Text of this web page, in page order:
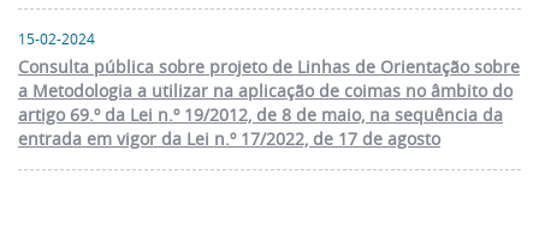
15-02-2024
Consulta pública sobre projeto de Linhas de Orientação sobre
a Metodologia a utilizar na aplicação de coimas no âmbito do
artigo 69.º da Lei n.º 19/2012, de 8 de maio, na sequência da
entrada em vigor da Lei n.º 17/2022, de 17 de agosto